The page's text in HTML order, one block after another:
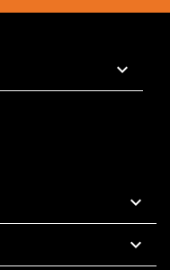
keyboard_arrow_down

